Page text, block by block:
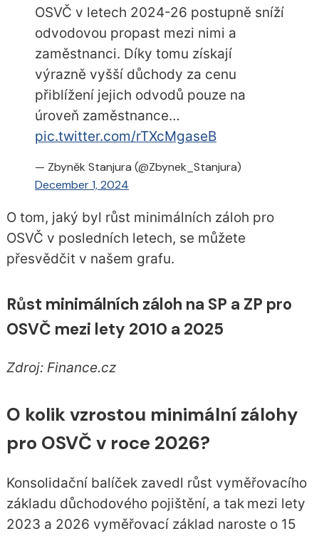
OSVČ v letech 2024-26 postupně sníží
odvodovou propast mezi nimi a
zaměstnanci. Díky tomu získají
výrazně vyšší důchody za cenu
přiblížení jejich odvodů pouze na
úroveň zaměstnance…
pic.twitter.com/rTXcMgaseB
— Zbyněk Stanjura (@Zbynek_Stanjura)
December 1, 2024
O tom, jaký byl růst minimálních záloh pro
OSVČ v posledních letech, se můžete
přesvědčit v našem grafu.
Růst minimálních záloh na SP a ZP pro
OSVČ mezi lety 2010 a 2025
Zdroj: Finance.cz
O kolik vzrostou minimální zálohy
pro OSVČ v roce 2026?
Konsolidační balíček zavedl růst vyměřovacího
základu důchodového pojištění, a tak mezi lety
2023 a 2026 vyměřovací základ naroste o 15